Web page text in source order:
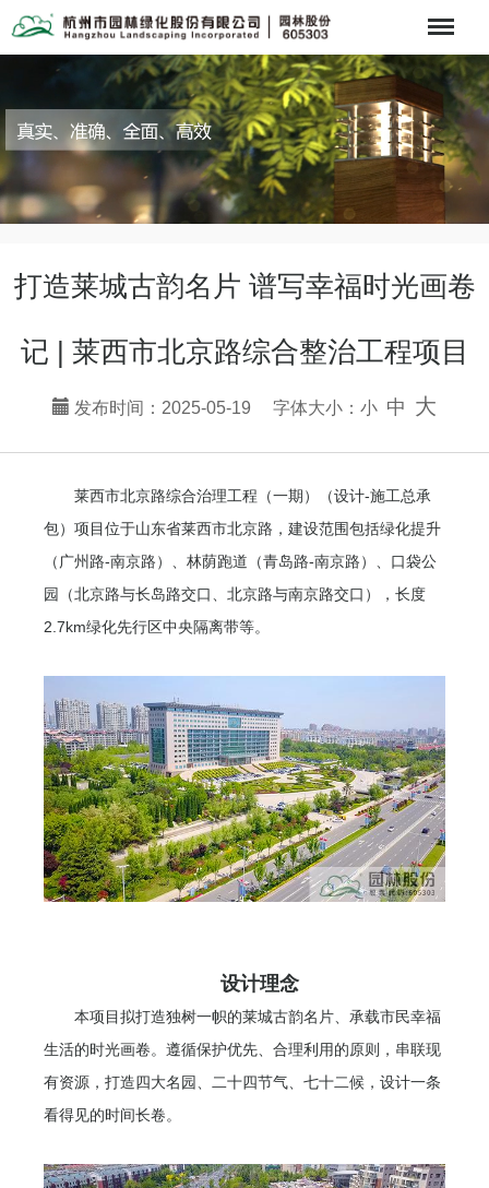
打造莱城古韵名片 谱写幸福时光画卷
记 | 莱西市北京路综合整治工程项目
发布时间：2025-05-19 字体大小： 小 中 大
莱西市北京路综合治理工程（一期）（设计-施工总承
包）项目位于山东省莱西市北京路，建设范围包括绿化提升
（广州路-南京路）、林荫跑道（青岛路-南京路）、口袋公
园（北京路与长岛路交口、北京路与南京路交口），长度
2.7km绿化先行区中央隔离带等。
设计理念
本项目拟打造独树一帜的莱城古韵名片、承载市民幸福
生活的时光画卷。遵循保护优先、合理利用的原则，串联现
有资源，打造四大名园、二十四节气、七十二候，设计一条
看得见的时间长卷。